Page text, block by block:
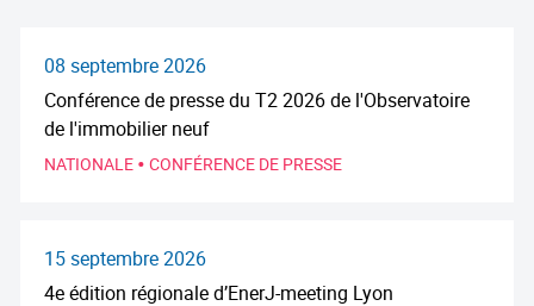
08 septembre 2026
Conférence de presse du T2 2026 de l'Observatoire
de l'immobilier neuf
NATIONALE • CONFÉRENCE DE PRESSE
15 septembre 2026
4e édition régionale d’EnerJ-meeting Lyon